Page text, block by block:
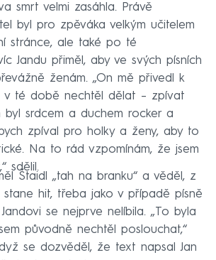
smrt velmi zasáhla. Právě
byl pro zpěváka velkým učitelem
stránce, ale také po té
Jandu přiměl, aby ve svých písních
ženám. „On mě přivedl k
v té době nechtěl dělat – zpívat
byl srdcem a duchem rocker a
zpíval pro holky a ženy, aby to
Na to rád vzpomínám, že jsem
sdělil.
Štaidl „tah na branku“ a věděl, z
hit, třeba jako v případě písně
se nejprve nelíbila. „To byla
původně nechtěl poslouchat,“
se dozvěděl, že text napsal Jan